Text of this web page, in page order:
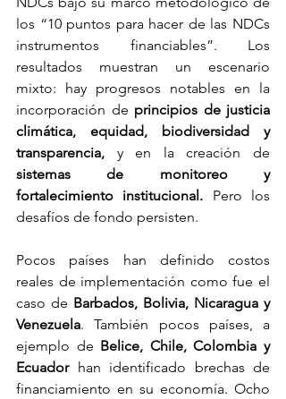
los “10 puntos para hacer de las NDCs
instrumentos financiables”. Los
resultados muestran un escenario
mixto: hay progresos notables en la
incorporación de principios de justicia
climática, equidad, biodiversidad y
transparencia,
sistemas de monitoreo y
fortalecimiento institucional. Pero los
desafíos de fondo persisten.
Pocos países han definido costos
reales de implementación como fue el
caso de Barbados, Bolivia, Nicaragua y
Venezuela. También pocos países, a
ejemplo de Belice, Chile, Colombia y
Ecuador han identificado brechas de
financiamiento en su economía. Ocho